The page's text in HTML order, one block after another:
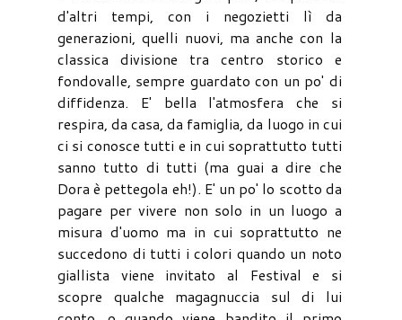
d'altri tempi, con i negozietti lì da
generazioni, quelli nuovi, ma anche con la
classica divisione tra centro storico e
fondovalle, sempre guardato con un po' di
diffidenza. E' bella l'atmosfera che si
respira, da casa, da famiglia, da luogo in cui
ci si conosce tutti e in cui soprattutto tutti
sanno tutto di tutti (ma guai a dire che
Dora è pettegola eh!). E' un po' lo scotto da
pagare per vivere non solo in un luogo a
misura d'uomo ma in cui soprattutto ne
succedono di tutti i colori quando un noto
giallista viene invitato al Festival e si
scopre qualche magagnuccia sul di lui